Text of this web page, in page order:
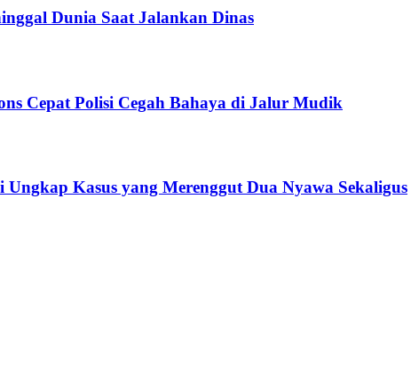
Dunia Saat Jalankan Dinas
Cepat Polisi Cegah Bahaya di Jalur Mudik
Kasus yang Merenggut Dua Nyawa Sekaligus